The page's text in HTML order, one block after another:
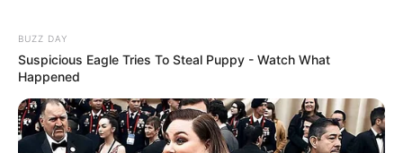
BUZZ DAY
Suspicious Eagle Tries To Steal Puppy - Watch What
Happened